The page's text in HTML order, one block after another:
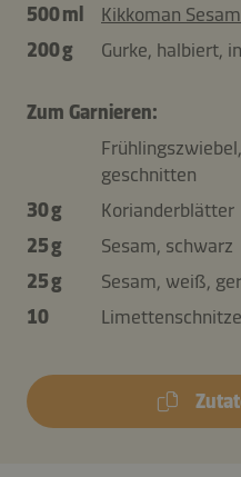
500 ml
Kikkoman
200 g
Gurke, halbiert,
Zum Garnieren:
geschnitten
30 g
Korianderblätter
25 g
Sesam, schwarz
25 g
Sesam, weiß,
10
Limettenschnitze